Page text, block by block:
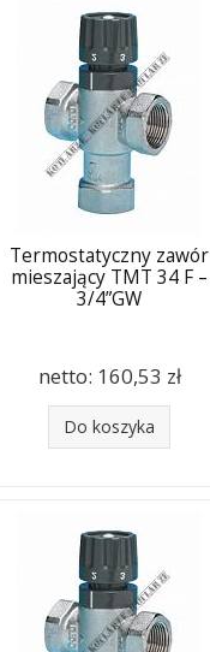
Termostatyczny zawór
mieszający TMT 34 F –
3/4”GW
netto: 160,53 zł
Do koszyka